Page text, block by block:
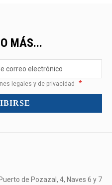
MÁS...
legales y de privacidad *
de Pozazal, 4, Naves 6 y 7